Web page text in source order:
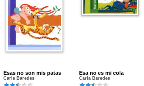
Esas no son mis patas
Carla Baredes
Esa no es mi cola
Carla Baredes